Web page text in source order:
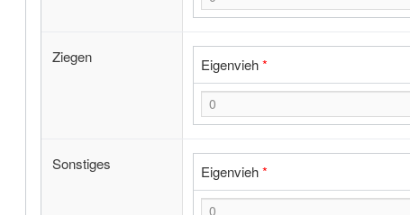
Ziegen Eigenvieh*
Sonstiges Eigenvieh*